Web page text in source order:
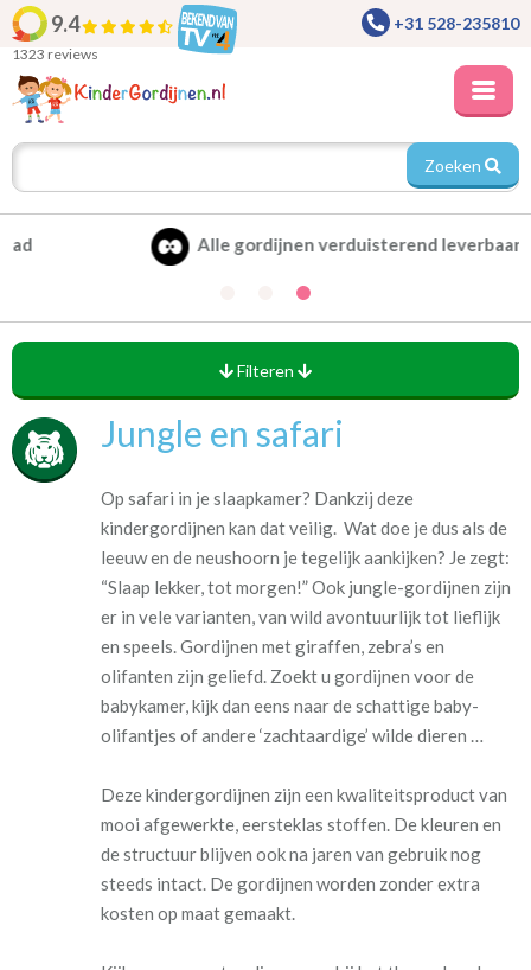
9.4
1323 reviews
+31 528-235810
Zoeken
Alle gordijnen verduisterend leverbaar
Filteren
Jungle en safari
Op safari in je slaapkamer? Dankzij deze
kindergordijnen kan dat veilig. Wat doe je dus als de
leeuw en de neushoorn je tegelijk aankijken? Je zegt:
“Slaap lekker, tot morgen!”Ook jungle-gordijnen zijn
er in vele varianten, van wild avontuurlijk tot lieflijk
en speels. Gordijnen met giraffen, zebra’s en
olifanten zijn geliefd. Zoekt u gordijnen voor de
babykamer, kijk dan eens naar de schattige baby-
olifantjes of andere ‘zachtaardige’ wilde dieren …
Deze kindergordijnen zijn een kwaliteitsproduct van
mooi afgewerkte, eersteklas stoffen. De kleuren en
de structuur blijven ook na jaren van gebruik nog
steeds intact. De gordijnen worden zonder extra
kosten op maat gemaakt.